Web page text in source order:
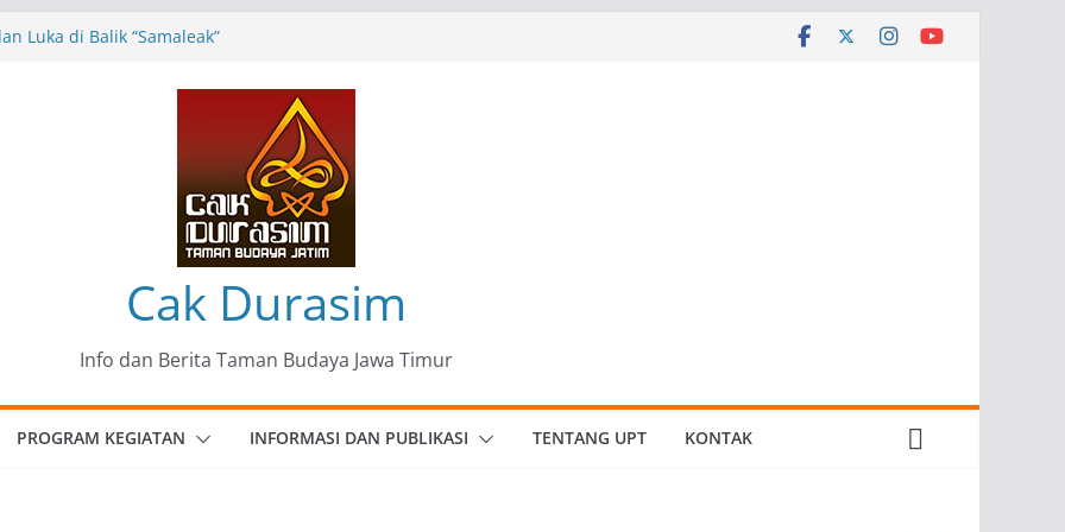
Luka di Balik “Samaleak”
Ungkapan Kritis Tentang Derita
Patria Seni Rupa Kota Blitar :
Menjadi Mantra Perlawanan
Cak Durasim
Info dan Berita Taman Budaya Jawa Timur
PROGRAM KEGIATAN INFORMASI DAN PUBLIKASI TENTANG UPT KONTAK